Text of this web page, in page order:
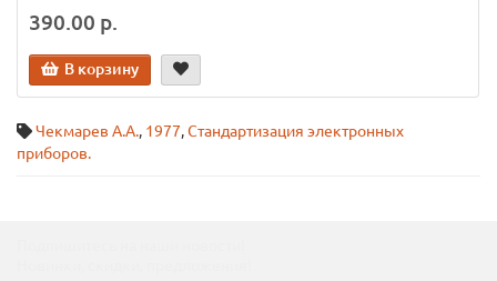
390.00 р.
В корзину
Чекмарев А.А., 1977,Стандартизация электронных
приборов.